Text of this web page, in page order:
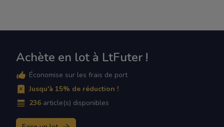
Achète en lot à LtFuter !
Économise sur les frais de port
Jusqu'à 15% de réduction !
236 article(s) disponibles